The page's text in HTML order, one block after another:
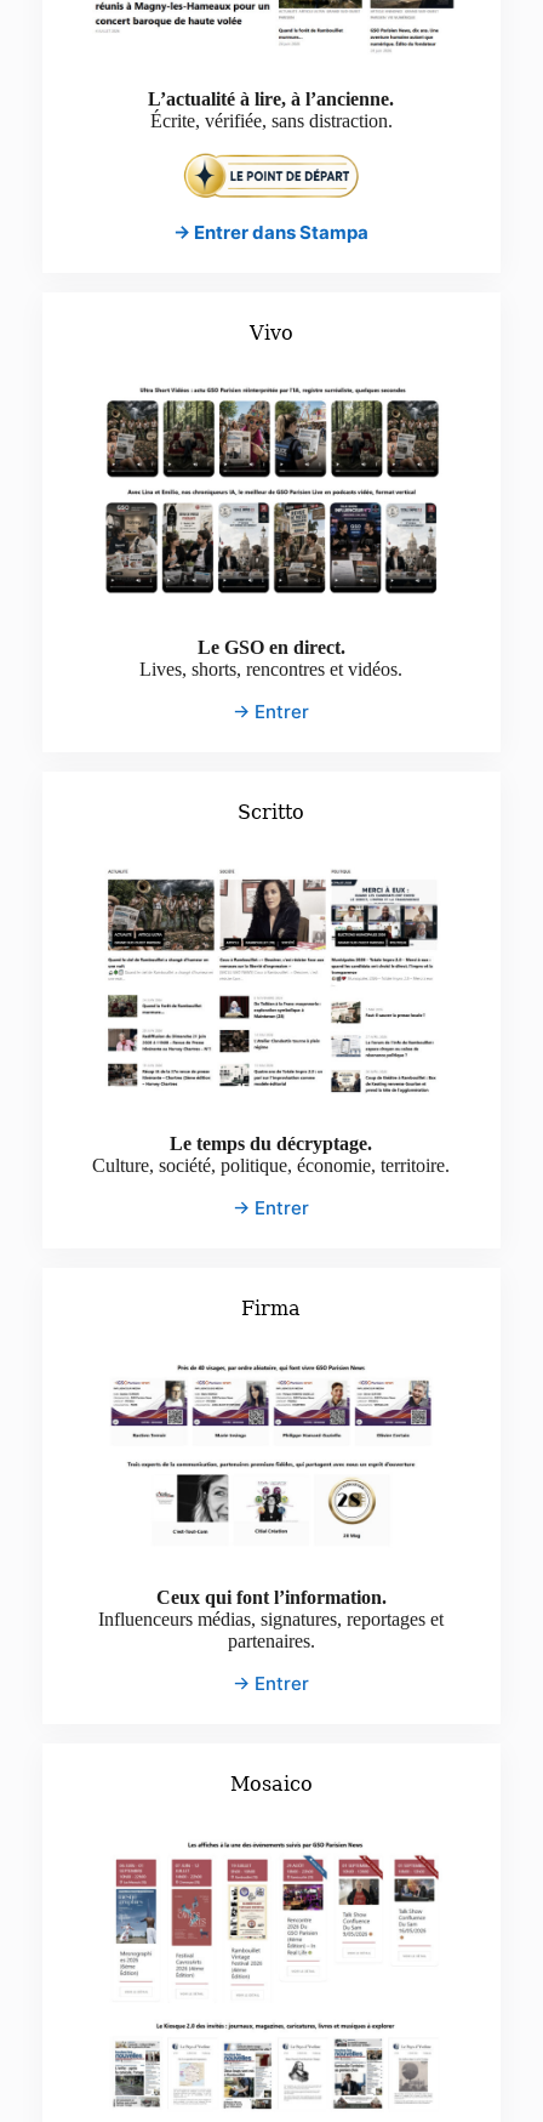
L’actualité à lire, à l’ancienne.
Écrite, vérifiée, sans distraction.
→ Entrer dans Stampa
Vivo
Le GSO en direct.
Lives, shorts, rencontres et vidéos.
→ Entrer
Scritto
Le temps du décryptage.
Culture, société, politique, économie, territoire.
→ Entrer
Firma
Ceux qui font l’information.
Influenceurs médias, signatures, reportages et
partenaires.
→ Entrer
Mosaico